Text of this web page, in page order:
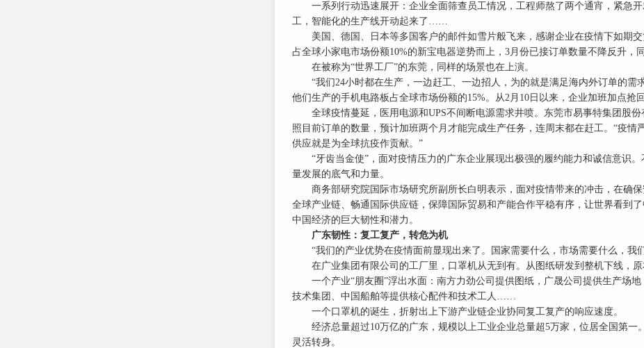
一系列行动迅速展开：企业全面筛查员工情况，工程师熬了两个通宵，紧急开
工，智能化的生产线开动起来了……
美国、德国、日本等多国客户的邮件如雪片般飞来，感谢企业在疫情下如期交
占全球小家电市场份额10%的新宝电器逆势而上，3月份已接订单数量不降反升，同
在被称为“世界工厂”的东莞，同样的场景也在上演。
“我们24小时都在生产，一边赶工、一边招人，为的就是满足海内外订单的需
他们生产的手机电路板占全球市场份额的15%。从2月10日以来，企业加班加点抢回
全球疫情蔓延，医用电源和UPS不间断电源需求井喷。东莞市易事特集团股
照目前订单的数量，预计加班两个月才能完成生产任务，连周末都在赶工。“疫
供应就是为全球抗疫作贡献。”
“牙齿当金使”，面对疫情压力的广东企业展现出极强的履约能力和诚信意识。
量发展的底气和力量。
商务部研究院国际市场研究所副所长白明表示，面对疫情带来的冲击，在确保
全球产业链、畅通国际供应链，保障国际贸易和产能合作平稳有序，让世界看到
中国经济的巨大韧性和潜力。
广东韧性：复工复产，转危为机
“我们的产业优势在疫情面前显现出来了。国家需要什么，市场需要什么，我
在广业集团有限公司的工厂里，口罩机从无到有。从图纸研发到整机下线，原
一个产业“朋友圈”浮出水面：南方力劲公司提供图纸，广晟公司提供生产场地
技术集团、中国船舶等提供核心配件和技术工人……
一个口罩机的诞生，折射出上下游产业链企业协同复工复产的响应速度。
经济总量超过10万亿的广东，规模以上工业企业总量超5万家，位居全国第一
灵活转身。